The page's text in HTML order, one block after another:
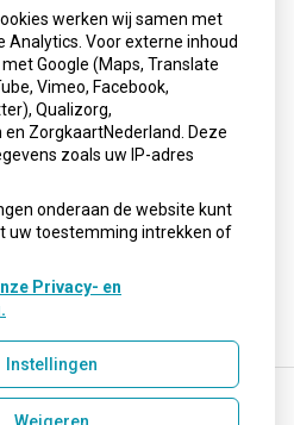
08:00 - 17:30
mogen voorschrijven,
werken wij samen met
Analytics. Voor externe inhoud
Google (Maps, Translate
Vimeo, Facebook,
Qualizorg,
ZorgkaartNederland. Deze
zoals uw IP-adres
onderaan de website kunt
uw toestemming intrekken of
Privacy- en
Instellingen